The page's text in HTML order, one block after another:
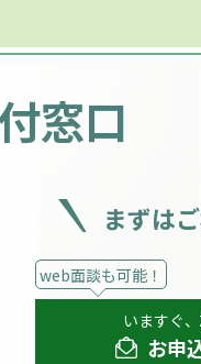
窓口
まずは
web面談も可能！
いますぐ
お申